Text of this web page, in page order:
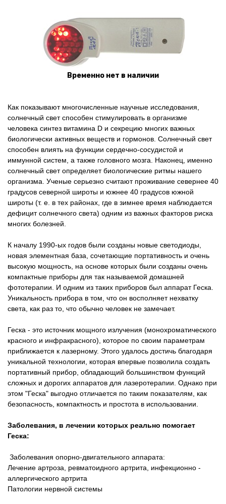
Временно нет в наличии
Как показывают многочисленные научные исследования,
солнечный свет способен стимулировать в организме
человека синтез витамина D и секрецию многих важных
биологически активных веществ и гормонов. Солнечный свет
способен влиять на функции сердечно-сосудистой и
иммунной систем, а также головного мозга. Наконец, именно
солнечный свет определяет биологические ритмы нашего
организма. Ученые серьезно считают проживание севернее 40
градусов северной широты и южнее 40 градусов южной
широты (т. е. в тех районах, где в зимнее время наблюдается
дефицит солнечного света) одним из важных факторов риска
многих болезней.
К началу 1990-ых годов были созданы новые светодиоды,
новая элементная база, сочетающие портативность и очень
высокую мощность, на основе которых были созданы очень
компактные приборы для так называемой домашней
фототерапии. И одним из таких приборов был аппарат Геска.
Уникальность прибора в том, что он восполняет нехватку
света, как раз то, что обычно человек не замечает.
Геска - это источник мощного излучения (монохроматического
красного и инфракрасного), которое по своим параметрам
приближается к лазерному. Этого удалось достичь благодаря
уникальной технологии, которая впервые позволила создать
портативный прибор, обладающий большинством функций
сложных и дорогих аппаратов для лазеротерапии. Однако при
этом "Геска" выгодно отличается по таким показателям, как
безопасность, компактность и простота в использовании.
Заболевания, в лечении которых реально помогает
Геска:
Заболевания опорно-двигательного аппарата:
Лечение артроза, ревматоидного артрита, инфекционно -
аллергического артрита
Патологии нервной системы